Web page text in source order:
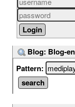
Blog: Blog-
Pattern: